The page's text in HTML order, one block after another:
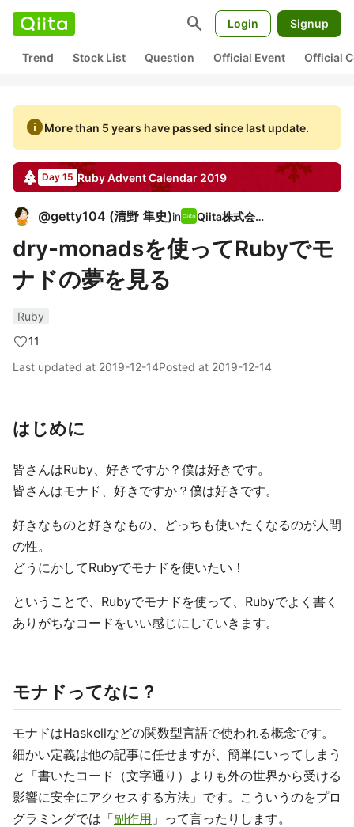
search Login Signup
Trend Stock List Question Official Event Official
infoMore than 5 years have passed since last update.
Day 15 RubyAdvent Calendar 2019
@getty104 (清野 隼史)in Qiita株式会社
dry-monadsを使ってRubyでモ
ナドの夢を見る
Ruby
11
Last updated at 2019-12-14Posted at 2019-12-14
はじめに
皆さんはRuby、好きですか？僕は好きです。
皆さんはモナド、好きですか？僕は好きです。
好きなものと好きなもの、どっちも使いたくなるのが人間
の性。
どうにかしてRubyでモナドを使いたい！
ということで、Rubyでモナドを使って、Rubyでよく書く
ありがちなコードをいい感じにしていきます。
モナドってなに？
モナドはHaskellなどの関数型言語で使われる概念です。
細かい定義は他の記事に任せますが、簡単にいってしまう
と「書いたコード（文字通り）よりも外の世界から受ける
影響に安全にアクセスする方法」です。こういうのをプロ
グラミングでは「副作用 」って言ったりします。